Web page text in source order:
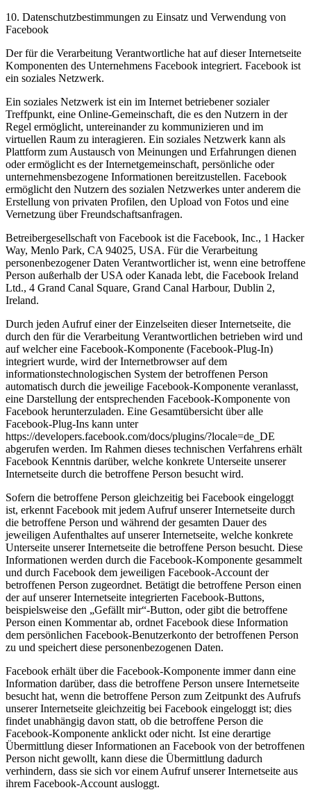
10. Datenschutzbestimmungen zu Einsatz und Verwendung von
Facebook
Der für die Verarbeitung Verantwortliche hat auf dieser Internetseite
Komponenten des Unternehmens Facebook integriert. Facebook ist
ein soziales Netzwerk.
Ein soziales Netzwerk ist ein im Internet betriebener sozialer
Treffpunkt, eine Online-Gemeinschaft, die es den Nutzern in der
Regel ermöglicht, untereinander zu kommunizieren und im
virtuellen Raum zu interagieren. Ein soziales Netzwerk kann als
Plattform zum Austausch von Meinungen und Erfahrungen dienen
oder ermöglicht es der Internetgemeinschaft, persönliche oder
unternehmensbezogene Informationen bereitzustellen. Facebook
ermöglicht den Nutzern des sozialen Netzwerkes unter anderem die
Erstellung von privaten Profilen, den Upload von Fotos und eine
Vernetzung über Freundschaftsanfragen.
Betreibergesellschaft von Facebook ist die Facebook, Inc., 1 Hacker
Way, Menlo Park, CA 94025, USA. Für die Verarbeitung
personenbezogener Daten Verantwortlicher ist, wenn eine betroffene
Person außerhalb der USA oder Kanada lebt, die Facebook Ireland
Ltd., 4 Grand Canal Square, Grand Canal Harbour, Dublin 2,
Ireland.
Durch jeden Aufruf einer der Einzelseiten dieser Internetseite, die
durch den für die Verarbeitung Verantwortlichen betrieben wird und
auf welcher eine Facebook-Komponente (Facebook-Plug-In)
integriert wurde, wird der Internetbrowser auf dem
informationstechnologischen System der betroffenen Person
automatisch durch die jeweilige Facebook-Komponente veranlasst,
eine Darstellung der entsprechenden Facebook-Komponente von
Facebook herunterzuladen. Eine Gesamtübersicht über alle
Facebook-Plug-Ins kann unter
https://developers.facebook.com/docs/plugins/?locale=de_DE
abgerufen werden. Im Rahmen dieses technischen Verfahrens erhält
Facebook Kenntnis darüber, welche konkrete Unterseite unserer
Internetseite durch die betroffene Person besucht wird.
Sofern die betroffene Person gleichzeitig bei Facebook eingeloggt
ist, erkennt Facebook mit jedem Aufruf unserer Internetseite durch
die betroffene Person und während der gesamten Dauer des
jeweiligen Aufenthaltes auf unserer Internetseite, welche konkrete
Unterseite unserer Internetseite die betroffene Person besucht. Diese
Informationen werden durch die Facebook-Komponente gesammelt
und durch Facebook dem jeweiligen Facebook-Account der
betroffenen Person zugeordnet. Betätigt die betroffene Person einen
der auf unserer Internetseite integrierten Facebook-Buttons,
beispielsweise den „Gefällt mir“-Button, oder gibt die betroffene
Person einen Kommentar ab, ordnet Facebook diese Information
dem persönlichen Facebook-Benutzerkonto der betroffenen Person
zu und speichert diese personenbezogenen Daten.
Facebook erhält über die Facebook-Komponente immer dann eine
Information darüber, dass die betroffene Person unsere Internetseite
besucht hat, wenn die betroffene Person zum Zeitpunkt des Aufrufs
unserer Internetseite gleichzeitig bei Facebook eingeloggt ist; dies
findet unabhängig davon statt, ob die betroffene Person die
Facebook-Komponente anklickt oder nicht. Ist eine derartige
Übermittlung dieser Informationen an Facebook von der betroffenen
Person nicht gewollt, kann diese die Übermittlung dadurch
verhindern, dass sie sich vor einem Aufruf unserer Internetseite aus
ihrem Facebook-Account ausloggt.